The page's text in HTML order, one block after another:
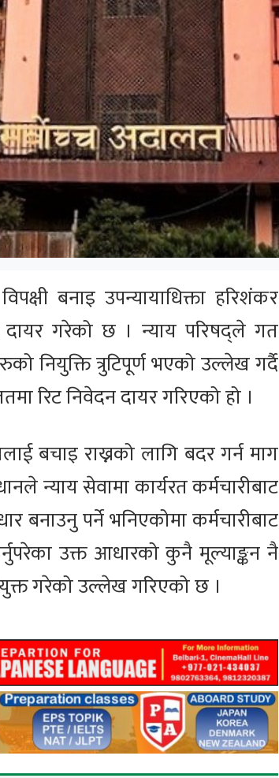
बनाइ उपन्यायाधिक्ता हरिशंकर
दायर गरेको छ । न्याय परिषद्ले गत
नियुक्ति त्रुटिपूर्ण भएको उल्लेख गर्दै
रिट निवेदन दायर गरिएको हो ।
बचाइ राख्नको लागि बदर गर्न माग
न्याय सेवामा कार्यरत कर्मचारीबाट
बनाउनु पर्ने भनिएकोमा कर्मचारीबाट
उक्त आधारको कुनै मूल्याङ्कन नै
गरेको उल्लेख गरिएको छ ।